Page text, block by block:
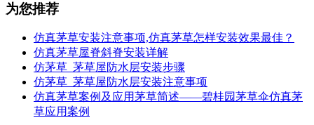
为您推荐
仿真茅草安装注意事项,仿真茅草怎样安装效果最佳？
仿真茅草屋脊斜脊安装详解
仿茅草_茅草屋防水层安装步骤
仿茅草_茅草屋防水层安装注意事项
仿真茅草案例及应用茅草简述——碧桂园茅草伞仿真茅
草应用案例